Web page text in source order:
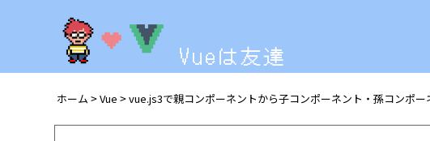
Vueは友達
ホーム > Vue > vue.js3で親コンポーネントから子コンポーネント・孫コンポ